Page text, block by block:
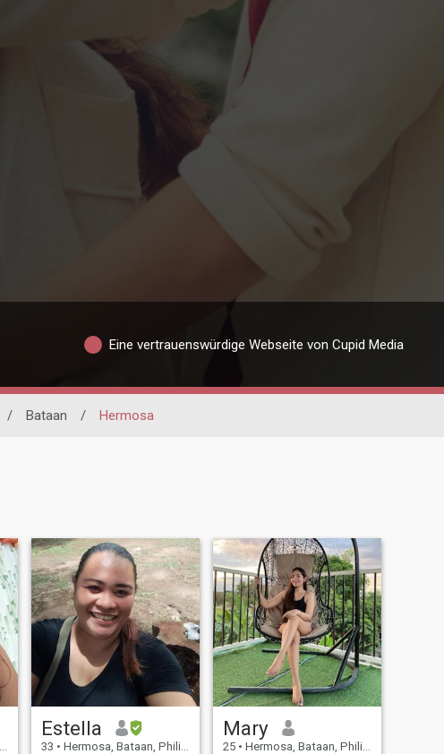
Eine vertrauenswürdige Webseite von Cupid Media
/ Bataan / Hermosa
Estella
33 • Hermosa, Bataan, Philippinen
Mary
25 • Hermosa, Bataan, Philippinen